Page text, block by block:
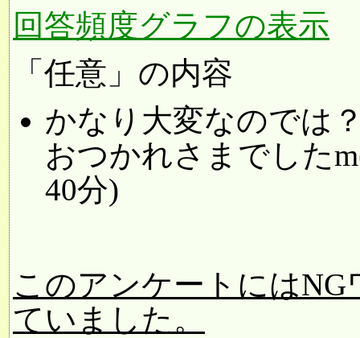
回答頻度グラフの表示
「任意」の内容
かなり大変なのでは
おつかれさまでした
40分)
このアンケートにはNG
ていました。